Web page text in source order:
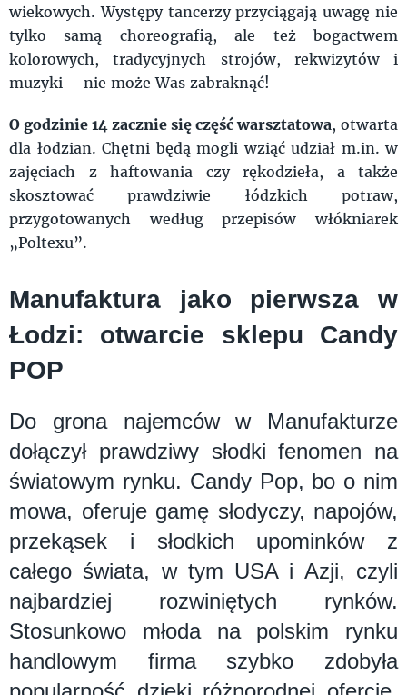
wiekowych. Występy tancerzy przyciągają uwagę nie
tylko samą choreografią, ale też bogactwem
kolorowych, tradycyjnych strojów, rekwizytów i
muzyki – nie może Was zabraknąć!
O godzinie 14 zacznie się część warsztatowa, otwarta
dla łodzian. Chętni będą mogli wziąć udział m.in. w
zajęciach z haftowania czy rękodzieła, a także
skosztować prawdziwie łódzkich potraw,
przygotowanych według przepisów włókniarek
„Poltexu”.
Manufaktura jako pierwsza w
Łodzi: otwarcie sklepu Candy
POP
Do grona najemców w Manufakturze
dołączył prawdziwy słodki fenomen na
światowym rynku. Candy Pop, bo o nim
mowa, oferuje gamę słodyczy, napojów,
przekąsek i słodkich upominków z
całego świata, w tym USA i Azji, czyli
najbardziej rozwiniętych rynków.
Stosunkowo młoda na polskim rynku
handlowym firma szybko zdobyła